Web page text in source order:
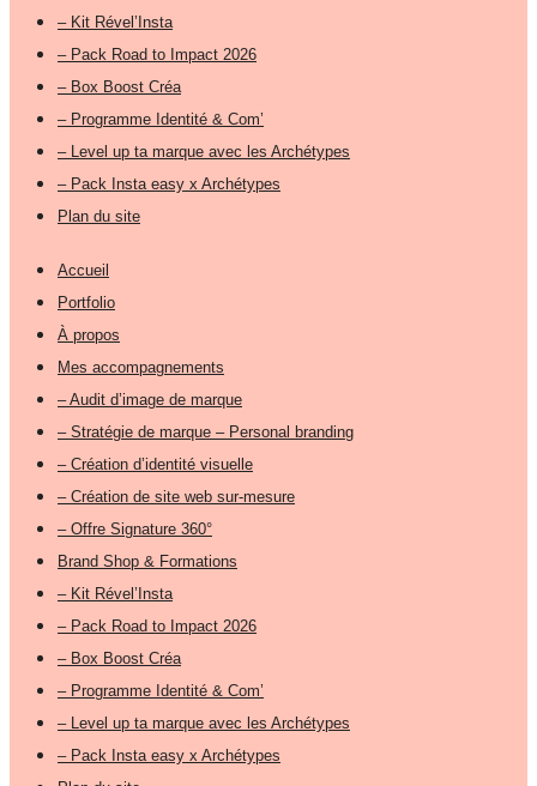
– Kit Rével’Insta
– Pack Road to Impact 2026
– Box Boost Créa
– Programme Identité & Com’
– Level up ta marque avec les Archétypes
– Pack Insta easy x Archétypes
Plan du site
Accueil
Portfolio
À propos
Mes accompagnements
– Audit d’image de marque
– Stratégie de marque – Personal branding
– Création d’identité visuelle
– Création de site web sur-mesure
– Offre Signature 360°
Brand Shop & Formations
– Kit Rével’Insta
– Pack Road to Impact 2026
– Box Boost Créa
– Programme Identité & Com’
– Level up ta marque avec les Archétypes
– Pack Insta easy x Archétypes